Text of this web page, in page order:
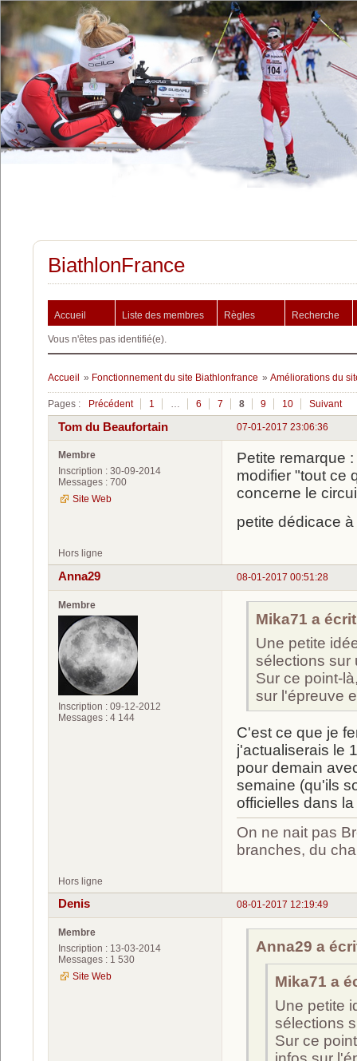
BiathlonFrance
Accueil Liste des membres Règles Recherche
Vous n'êtes pas identifié(e).
Accueil » Fonctionnement du site Biathlonfrance » Améliorations du
Pages : Précédent 1 … 6 7 8 9 10 Suivant
07-01-2017 23:06:36
Tom du Beaufortain
Membre
Inscription : 30-09-2014
Messages : 700
Site Web
Petite remarque
modifier "tout ce
concerne le
petite dédicace
Hors ligne
08-01-2017 00:51:28
Anna29
Membre
Inscription : 09-12-2012
Messages : 4 144
Mika71 a
Une petite
sélections sur
Sur ce point-
sur l'épreuve
C'est ce que je
j'actualiserais le
pour demain
semaine (qu'ils
officielles dans
On ne nait pas
branches, du
Hors ligne
08-01-2017 12:19:49
Denis
Membre
Inscription : 13-03-2014
Messages : 1 530
Site Web
Anna29 a
Mika71 a
Une petite
sélections
Sur ce